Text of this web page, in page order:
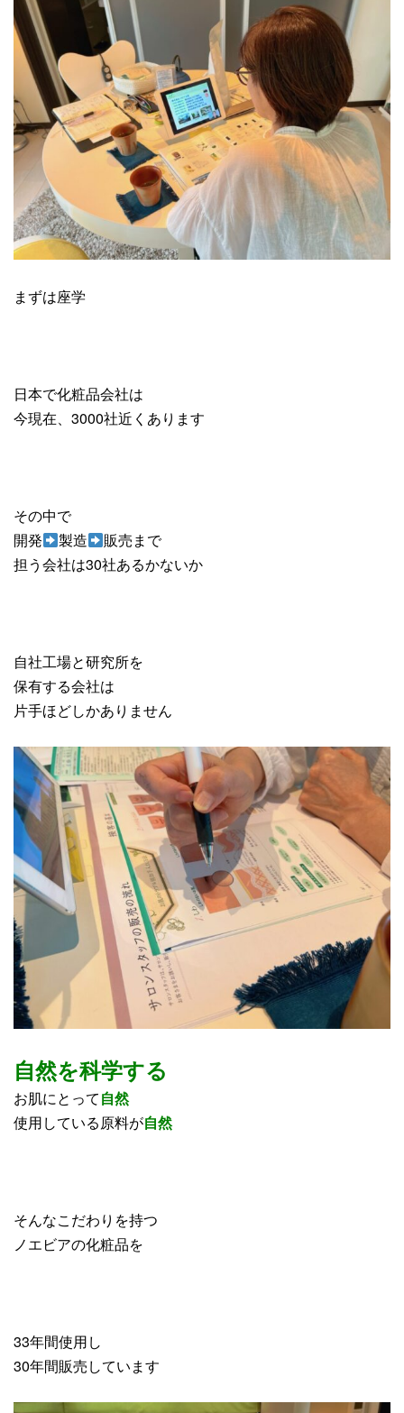
まずは座学
日本で化粧品会社は
今現在、3000社近くあります
その中で
開発
製造
販売まで
担う会社は30社あるかないか
自社工場と研究所を
保有する会社は
片手ほどしかありません
自然を科学する
お肌にとって自然
使用している原料が自然
そんなこだわりを持つ
ノエビアの化粧品を
33年間使用し
30年間販売しています